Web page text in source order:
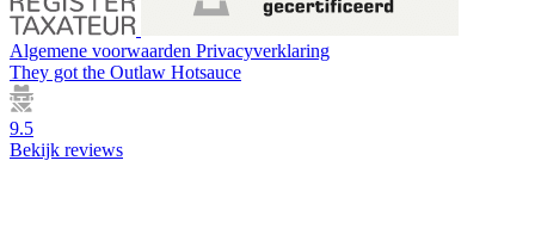
Algemene voorwaarden Privacyverklaring
They got the Outlaw Hotsauce
9.5
Bekijk reviews